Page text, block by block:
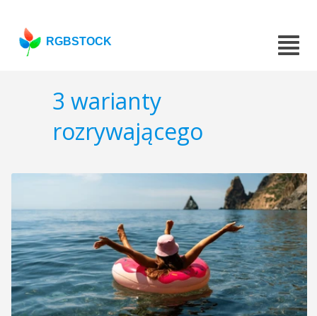
RGBSTOCK
3 warianty
rozrywającego